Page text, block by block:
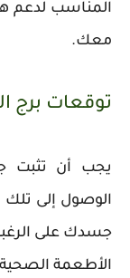
المناسب لدعم
معك.
توقعات برج
يجب أن تثبت
الوصول إلى تلك
جسدك على
الأطعمة الصحية